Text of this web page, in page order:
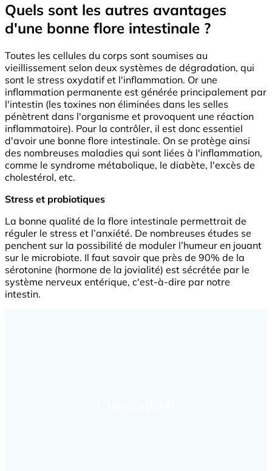
Quels sont les autres avantages
d'une bonne flore intestinale ?
Toutes les cellules du corps sont soumises au
vieillissement selon deux systèmes de dégradation, qui
sont le stress oxydatif et l'inflammation. Or une
inflammation permanente est générée principalement par
l'intestin (les toxines non éliminées dans les selles
pénètrent dans l'organisme et provoquent une réaction
inflammatoire). Pour la contrôler, il est donc essentiel
d'avoir une bonne flore intestinale. On se protège ainsi
des nombreuses maladies qui sont liées à l'inflammation,
comme le syndrome métabolique, le diabète, l'excès de
cholestérol, etc.
Stress et probiotiques
La bonne qualité de la flore intestinale permettrait de
réguler le stress et l’anxiété. De nombreuses études se
penchent sur la possibilité de moduler l’humeur en jouant
sur le microbiote. Il faut savoir que près de 90% de la
sérotonine (hormone de la jovialité) est sécrétée par le
système nerveux entérique, c'est-à-dire par notre
intestin.